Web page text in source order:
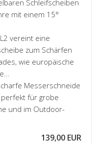
Schleifscheiben
mit einem 15°
vereint eine
zum Schärfen
wie europäische
Messerschneide
perfekt für grobe
und im Outdoor-
139,00 EUR